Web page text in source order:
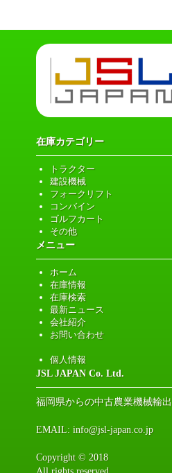
在庫カテゴリー
トラクター
建設機械
フォークリフト
コンバイン
ゴルフカート
その他
メニュー
ホーム
在庫情報
在庫検索
最新ニュース
会社紹介
お問い合わせ
個人情報
JSL JAPAN Co. Ltd.
福岡県からの中古農業機械輸出
EMAIL: info@jsl-japan.co.jp
Copyright © 2018